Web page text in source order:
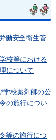
働安全衛生管
校等における
について
学校薬剤師の公
の施行につい
等の施行につ